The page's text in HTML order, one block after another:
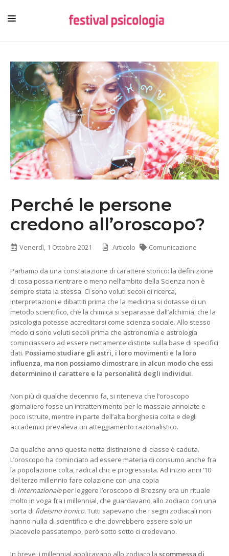
CHI SIAMO
NEWSLETTER
CONTENUTI
VIDEO
FESTIVAL
Perché le persone
credono all’oroscopo?
Venerdì, 1 Ottobre 2021 Articolo Comunicazione
Partiamo da una constatazione di carattere storico: la definizione
di cosa possa rientrare o meno nell’ambito della Scienza non è
sempre stata la stessa. Ci sono voluti secoli di ricerca,
interpretazioni e dibattiti prima che la medicina si dotasse di un
metodo scientifico, che la chimica si separasse dall’alchimia, che la
psicologia potesse accreditarsi come scienza sociale. Allo stesso
modo ci sono voluti secoli prima che astronomia e astrologia
cominciassero ad essere nettamente distinte sulla base di specifici
dati. Possiamo studiare gli astri, i loro movimenti e la loro
influenza, ma non possiamo dimostrare in alcun modo che essi
determinino il carattere e la personalità degli individui.
Non più di qualche decennio fa, si riteneva che l’oroscopo
giornaliero fosse un intrattenimento per le massaie annoiate e
poco istruite, mentre in parte dell’alta borghesia colta e degli
accademici prevaleva un atteggiamento razionalistico.
Da qualche anno questa netta distinzione di classe è caduta.
L’oroscopo ha cominciato ad essere materia di consumo anche fra
la popolazione colta, radical chic e progressista. Ad inizio anni ‘10
del terzo millennio fare colazione con una copia
di Internazionaleper leggere l’oroscopo di Brezsny era un rituale
molto in voga fra i millennial, che guardavano allo zodiaco con una
sorta di fideismo ironico.Tutti sapevano che i segni zodiacali non
hanno nulla di scientifico e che dovrebbero essere solo un
piacevole passatempo, però sotto sotto ci credevano.
In breve, i millennial applicavano allo zodiaco la scommessa di